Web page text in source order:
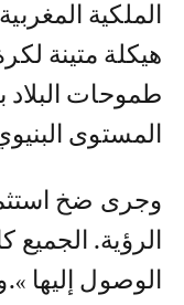
الملكية
هيكلة متينة
طموحات
المستوى
وجرى ضخ
الرؤية. الجميع
الوصول إليها